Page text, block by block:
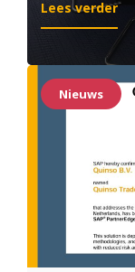
Lees verder:
&
Nieuws